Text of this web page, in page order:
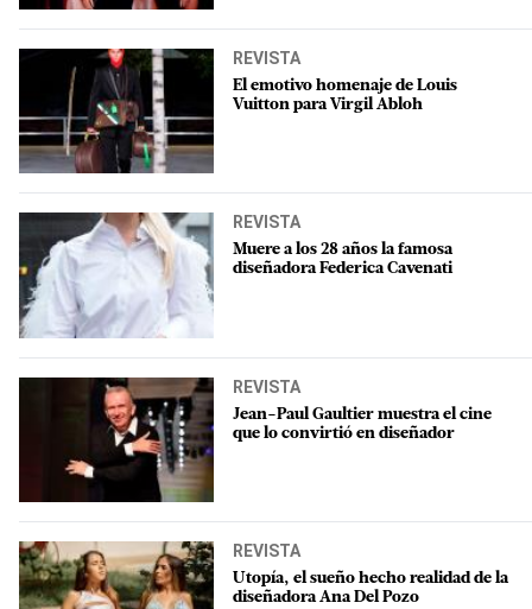
REVISTA
El emotivo homenaje de Louis
Vuitton para Virgil Abloh
REVISTA
Muere a los 28 años la famosa
diseñadora Federica Cavenati
REVISTA
Jean-Paul Gaultier muestra el cine
que lo convirtió en diseñador
REVISTA
Utopía, el sueño hecho realidad de la
diseñadora Ana Del Pozo